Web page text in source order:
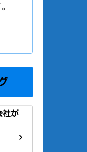
社が